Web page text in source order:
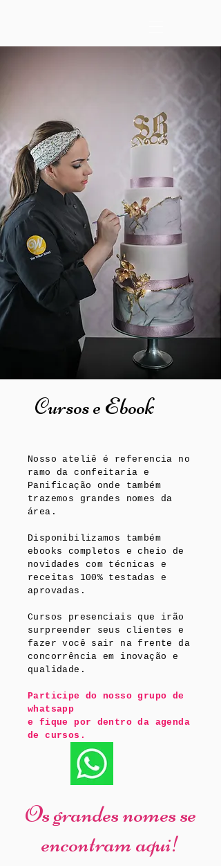
Cursos e Ebook
Nosso ateliê é referencia no
ramo da confeitaria e
Panificação onde também
trazemos grandes nomes da
área.
Disponibilizamos também
ebooks completos e cheio de
novidades com técnicas e
receitas 100% testadas e
aprovadas.
Cursos presenciais que irão
surpreender seus clientes e
fazer você sair na frente da
concorrência em inovação e
qualidade.
Participe do nosso grupo de
whatsapp
e fique por dentro da agenda
de cursos.
Os grandes nomes se
encontram aqui!